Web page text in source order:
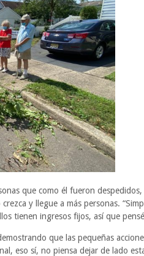
que como él fueron
y llegue a más personas.
tienen ingresos fijos, así que
que las pequeñas
eso sí, no piensa dejar de lado